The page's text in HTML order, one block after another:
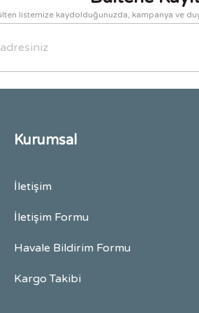
listemize kaydolduğunuzda, kampanya ve
Kurumsal
İletişim
İletişim Formu
Havale Bildirim Formu
Kargo Takibi